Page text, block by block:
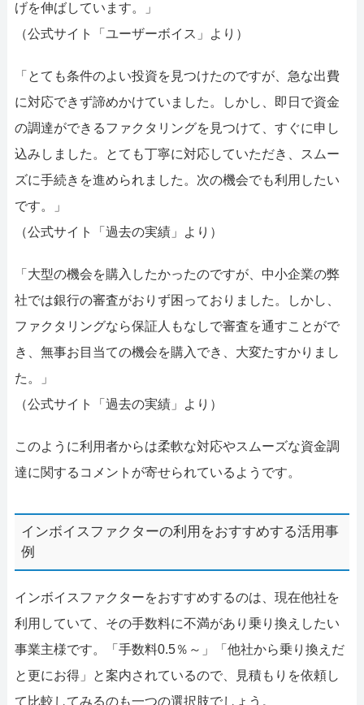
げを伸ばしています。」
（公式サイト「ユーザーボイス」より）
「とても条件のよい投資を見つけたのですが、急な出費
に対応できず諦めかけていました。しかし、即日で資金
の調達ができるファクタリングを見つけて、すぐに申し
込みしました。とても丁寧に対応していただき、スムー
ズに手続きを進められました。次の機会でも利用したい
です。」
（公式サイト「過去の実績」より）
「大型の機会を購入したかったのですが、中小企業の弊
社では銀行の審査がおりず困っておりました。しかし、
ファクタリングなら保証人もなしで審査を通すことがで
き、無事お目当ての機会を購入でき、大変たすかりまし
た。」
（公式サイト「過去の実績」より）
このように利用者からは柔軟な対応やスムーズな資金調
達に関するコメントが寄せられているようです。
インボイスファクターの利用をおすすめする活用事
例
インボイスファクターをおすすめするのは、現在他社を
利用していて、その手数料に不満があり乗り換えしたい
事業主様です。「手数料0.5％～」「他社から乗り換えだ
と更にお得」と案内されているので、見積もりを依頼し
て比較してみるのも一つの選択肢でしょう。